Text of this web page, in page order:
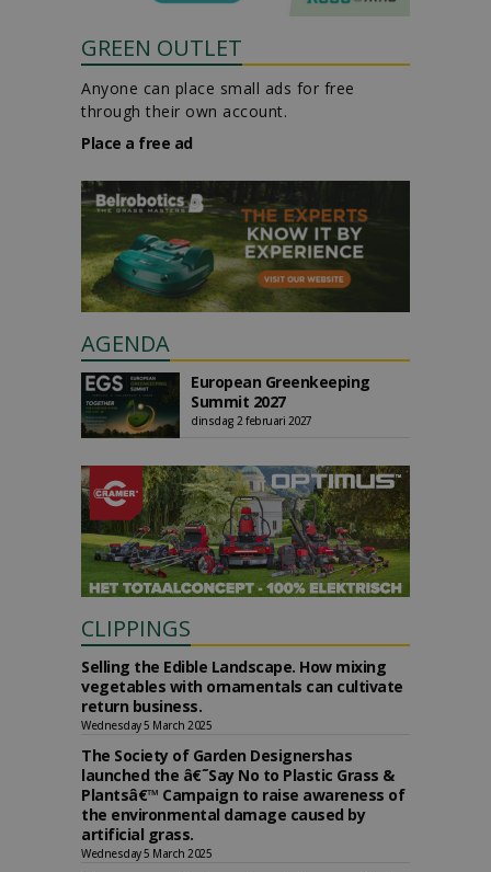
GREEN OUTLET
Anyone can place small ads for free
through their own account.
Place a free ad
AGENDA
European Greenkeeping
Summit 2027
dinsdag 2 februari 2027
CLIPPINGS
Selling the Edible Landscape. How mixing
vegetables with ornamentals can cultivate
return business.
Wednesday 5 March 2025
The Society of Garden Designershas
launched the â€˜Say No to Plastic Grass &
Plantsâ€™ Campaign to raise awareness of
the environmental damage caused by
artificial grass.
Wednesday 5 March 2025